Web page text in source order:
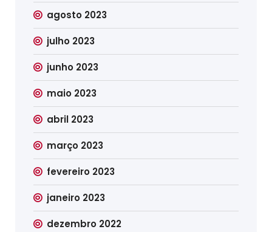
agosto 2023
julho 2023
junho 2023
maio 2023
abril 2023
março 2023
fevereiro 2023
janeiro 2023
dezembro 2022